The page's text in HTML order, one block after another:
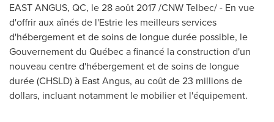
EAST ANGUS, QC, le 28 août 2017 /CNW Telbec/ - En vue
d'offrir aux aînés de l'Estrie les meilleurs services
d'hébergement et de soins de longue durée possible, le
Gouvernement du Québec a financé la construction d'un
nouveau centre d'hébergement et de soins de longue
durée (CHSLD) à East Angus, au coût de 23 millions de
dollars, incluant notamment le mobilier et l'équipement.